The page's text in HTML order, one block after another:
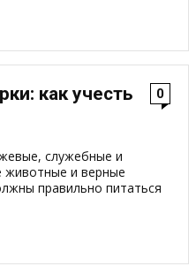
как учесть
0
служебные и
животные и верные
правильно питаться
подборки про кошек и
СОБАК NUTRO:
СОСТАВ НОВОГО
БРЕНДА